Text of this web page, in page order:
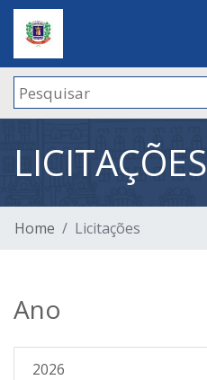
LICITAÇÕES
Home Licitações
Ano
2026